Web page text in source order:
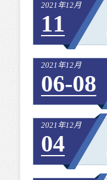
2021年12月
11
2021年12月
06-08
2021年12月
04